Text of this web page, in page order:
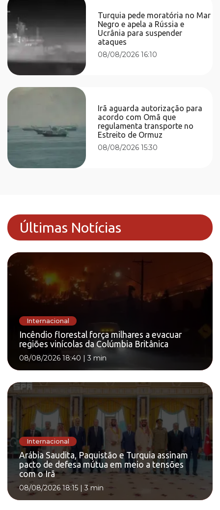
Turquia pede moratória no Mar
Negro e apela a Rússia e
Ucrânia para suspender
ataques
08/08/2026 16:10
Irã aguarda autorização para
acordo com Omã que
regulamenta transporte no
Estreito de Ormuz
08/08/2026 15:30
Últimas Notícias
Internacional
Incêndio florestal força milhares a evacuar
regiões vinícolas da Colúmbia Britânica
08/08/2026 18:40 |3 min
Internacional
Arábia Saudita, Paquistão e Turquia assinam
pacto de defesa mútua em meio a tensões
com o Irã
08/08/2026 18:15 | 3 min